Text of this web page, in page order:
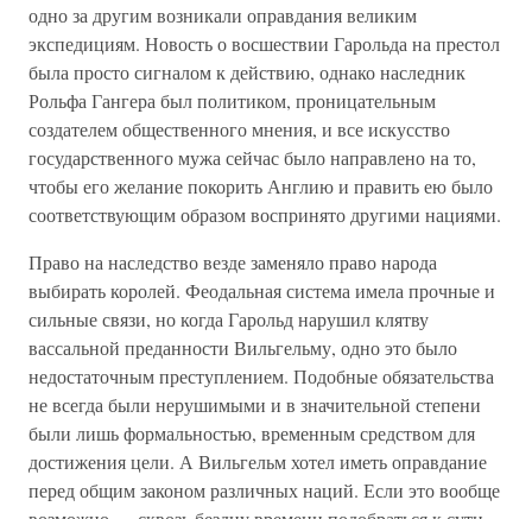
одно за другим возникали оправдания великим
экспедициям. Новость о восшествии Гарольда на престол
была просто сигналом к действию, однако наследник
Рольфа Гангера был политиком, проницательным
создателем общественного мнения, и все искусство
государственного мужа сейчас было направлено на то,
чтобы его желание покорить Англию и править ею было
соответствующим образом воспринято другими нациями.
Право на наследство везде заменяло право народа
выбирать королей. Феодальная система имела прочные и
сильные связи, но когда Гарольд нарушил клятву
вассальной преданности Вильгельму, одно это было
недостаточным преступлением. Подобные обязательства
не всегда были нерушимыми и в значительной степени
были лишь формальностью, временным средством для
достижения цели. А Вильгельм хотел иметь оправдание
перед общим законом различных наций. Если это вообще